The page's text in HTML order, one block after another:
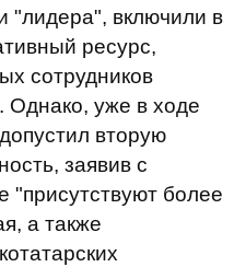
"лидера", включили в
ресурс,
сотрудников
Однако, уже в ходе
вторую
заявив с
"присутствуют более
а также